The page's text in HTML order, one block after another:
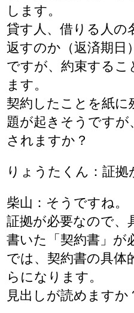
します。
貸す人、借りる人の
返すのか（返済期日
ですが、約束するこ
ます。
契約したことを紙に
題が起きそうです
されますか？
りょうたくん：証拠
柴山：そうですね。
証拠が必要なので、
書いた「契約書」が
では、契約書の具体
らになります。
見出しが読めますか